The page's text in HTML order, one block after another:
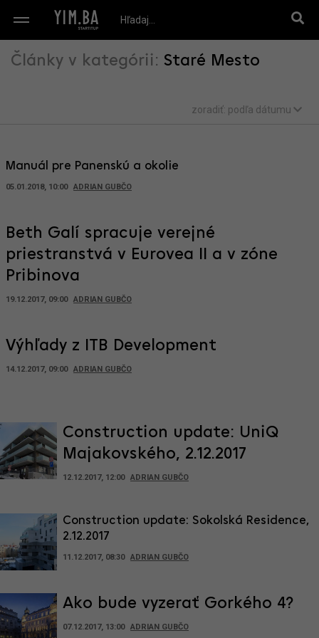
Články v kategórii: Staré Mesto
zoradiť: podľa dátumu
Manuál pre Panenskú a okolie
05.01.2018, 10:00 ADRIAN GUBČO
Beth Galí spracuje verejné
priestranstvá v Eurovea II a v zóne
Pribinova
19.12.2017, 09:00 ADRIAN GUBČO
Výhľady z ITB Development
14.12.2017, 09:00 ADRIAN GUBČO
Construction update: UniQ
Majakovského, 2.12.2017
12.12.2017, 12:00 ADRIAN GUBČO
Construction update: Sokolská Residence,
2.12.2017
11.12.2017, 08:30 ADRIAN GUBČO
Ako bude vyzerať Gorkého 4?
07.12.2017, 13:00 ADRIAN GUBČO